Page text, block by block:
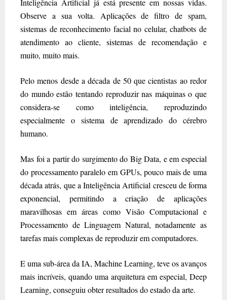
Observe a sua volta. Aplicações de filtro de spam,
sistemas de reconhecimento facial no celular, chatbots de
atendimento ao cliente, sistemas de recomendação e
muito, muito mais.
Pelo menos desde a década de 50 que cientistas ao redor
do mundo estão tentando reproduzir nas máquinas o que
considera-se como inteligência, reproduzindo
especialmente o sistema de aprendizado do cérebro
humano.
Mas foi a partir do surgimento do Big Data, e em especial
do processamento paralelo em GPUs, pouco mais de uma
década atrás, que a Inteligência Artificial cresceu de forma
exponencial, permitindo a criação de aplicações
maravilhosas em áreas como Visão Computacional e
Processamento de Linguagem Natural, notadamente as
tarefas mais complexas de reproduzir em computadores.
E uma sub-área da IA, Machine Learning, teve os avanços
mais incríveis, quando uma arquitetura em especial, Deep
Learning, conseguiu obter resultados do estado da arte.